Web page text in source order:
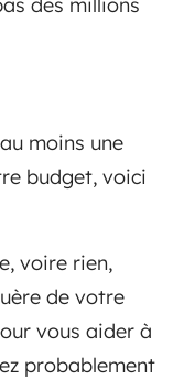
moins une
budget, voici
voire rien,
de votre
vous aider à
probablement